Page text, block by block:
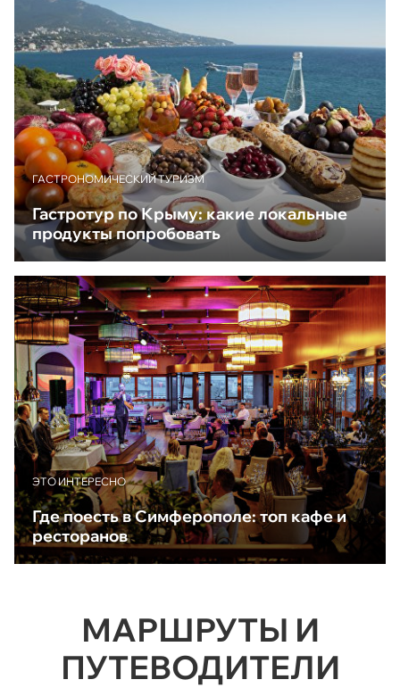
ГАСТРОНОМИЧЕСКИЙ ТУРИЗМ
Гастротур по Крыму: какие локальные
продукты попробовать
ЭТО ИНТЕРЕСНО
Где поесть в Симферополе: топ кафе и
ресторанов
МАРШРУТЫ И
ПУТЕВОДИТЕЛИ